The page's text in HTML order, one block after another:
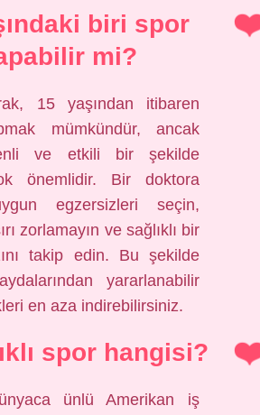
biri spor
mi?
15 yaşından itibaren
mümkündür, ancak
ve etkili bir şekilde
önemlidir. Bir doktora
egzersizleri seçin,
zorlamayın ve sağlıklı bir
takip edin. Bu şekilde
yararlanabilir
en aza indirebilirsiniz.
spor hangisi?
ünlü Amerikan iş